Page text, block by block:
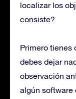
localizar los
consiste?
Primero tienes
debes dejar
observación
algún software